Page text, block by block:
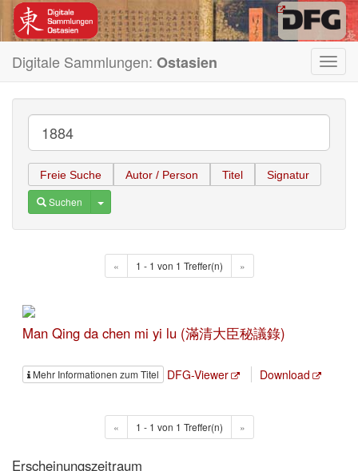
Digitale Sammlungen: Ostasien
Freie Suche Autor / Person Titel Signatur
Suchen Toggle Dropdown
« 1 - 1 von 1 Treffer(n) »
Man Qing da chen mi yi lu (滿清大臣秘議錄)
Mehr Informationen zum Titel DFG-Viewer Download
« 1 - 1 von 1 Treffer(n) »
Erscheinungszeitraum